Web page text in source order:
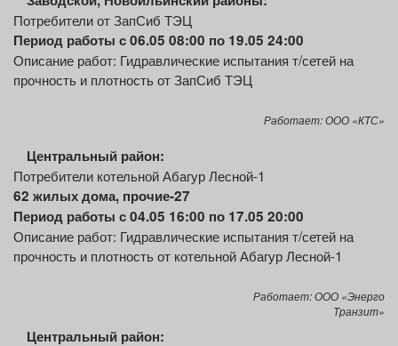
Потребители от ЗапСиб ТЭЦ
Период работы с 06.05 08:00 по 19.05 24:00
Описание работ: Гидравлические испытания т/сетей на
прочность и плотность от ЗапСиб ТЭЦ
Работает: ООО «КТС»
Центральный район:
Потребители котельной Абагур Лесной-1
62 жилыхдома, прочие-27
Период работы с 04.05 16:00 по 17.05 20:00
Описание работ: Гидравлические испытания т/сетей на
прочность и плотность от котельной Абагур Лесной-1
Работает: ООО «Энерго
Транзит»
Центральный район: